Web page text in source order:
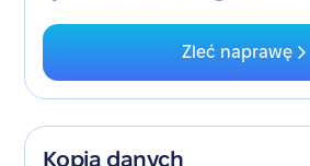
Zleć naprawę
Kopia danych